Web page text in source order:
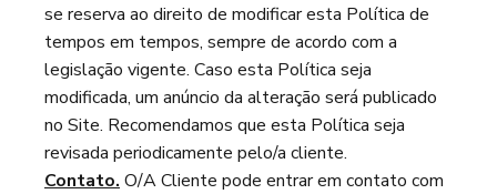
se reserva ao direito de modificar esta Política de
tempos em tempos, sempre de acordo com a
legislação vigente. Caso esta Política seja
modificada, um anúncio da alteração será publicado
no Site. Recomendamos que esta Política seja
revisada periodicamente pelo/a cliente.
Contato. O/A Cliente pode entrar em contato com